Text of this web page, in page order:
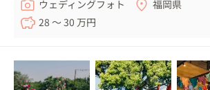
ウェディングフォト
福岡県
28 〜 30 万円